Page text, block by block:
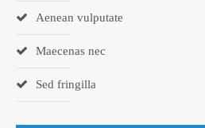
Aenean vulputate
Maecenas nec
Sed fringilla